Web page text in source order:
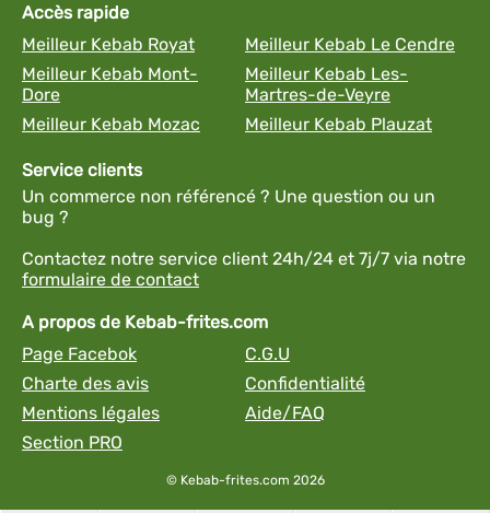
Accès rapide
Meilleur Kebab Royat
Meilleur Kebab Le Cendre
Meilleur Kebab Mont-
Dore
Meilleur Kebab Les-
Martres-de-Veyre
Meilleur Kebab Mozac
Meilleur Kebab Plauzat
Service clients
Un commerce non référencé ? Une question ou un
bug ?
Contactez notre service client 24h/24 et 7j/7 via notre
formulaire de contact
A propos de Kebab-frites.com
Page Facebok
C.G.U
Charte des avis
Confidentialité
Mentions légales
Aide/FAQ
Section PRO
© Kebab-frites.com 2026